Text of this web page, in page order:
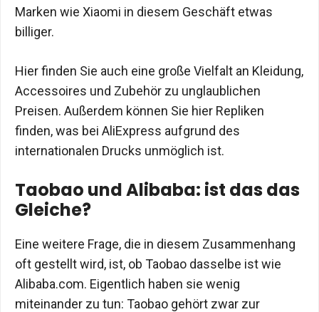
Marken wie Xiaomi in diesem Geschäft etwas
billiger.
Hier finden Sie auch eine große Vielfalt an Kleidung,
Accessoires und Zubehör zu unglaublichen
Preisen. Außerdem können Sie hier Repliken
finden, was bei AliExpress aufgrund des
internationalen Drucks unmöglich ist.
Taobao und Alibaba: ist das das
Gleiche?
Eine weitere Frage, die in diesem Zusammenhang
oft gestellt wird, ist, ob Taobao dasselbe ist wie
Alibaba.com. Eigentlich haben sie wenig
miteinander zu tun: Taobao gehört zwar zur